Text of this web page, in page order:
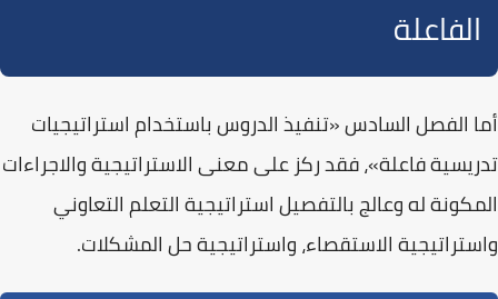
الفاعلة
أما الفصل السادس«تنفيذ الدروس باستخدام استراتيجيات
تدريسية فاعلة»، فقد ركز على معنى الاستراتيجية والاجراءات
المكونة له وعالج بالتفصيل استراتيجية التعلم التعاوني
واستراتيجية الاستقصاء، واستراتيجية حل المشكلات.